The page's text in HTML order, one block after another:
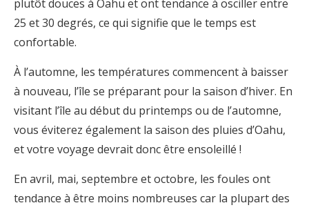
plutôt douces à Oahu et ont tendance à osciller entre
25 et 30 degrés, ce qui signifie que le temps est
confortable.
À l’automne, les températures commencent à baisser
à nouveau, l’île se préparant pour la saison d’hiver. En
visitant l’île au début du printemps ou de l’automne,
vous éviterez également la saison des pluies d’Oahu,
et votre voyage devrait donc être ensoleillé !
En avril, mai, septembre et octobre, les foules ont
tendance à être moins nombreuses car la plupart des